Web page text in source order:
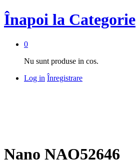
Înapoi la Categorie
0
Nu sunt produse in cos.
Log in Înregistrare
Nano NAO52646